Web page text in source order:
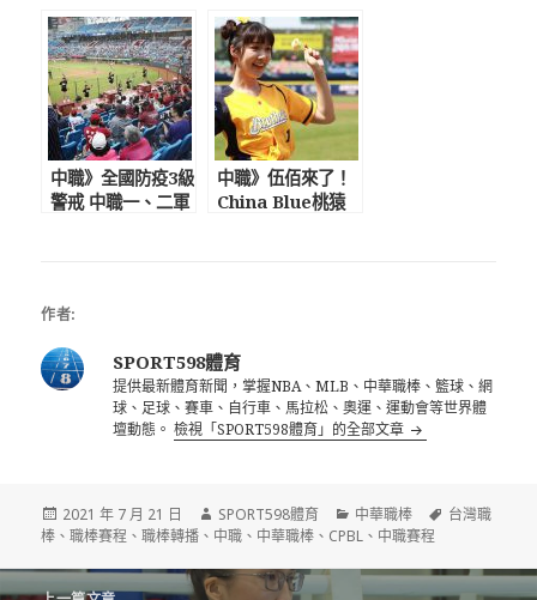
發機會 助總給80
分好評
化解猿反撲
中職》全國防疫3級
警戒 中職一、二軍
中職》伍佰來了！
China Blue桃猿
作者:
SPORT598體育
提供最新體育新聞，掌握NBA、MLB、中華職棒、籃球、網
球、足球、賽車、自行車、馬拉松、奧運、運動會等世界體
壇動態。檢視「SPORT598體育」的全部文章
發
佈
期:
2021 年 7 月 21 日
作
者
SPORT598體育
分
類
中華職棒
標
台灣職
棒 、職棒賽程 、職棒轉播 、 中職 、 中華職棒 、 CPBL 、 中職賽程
文